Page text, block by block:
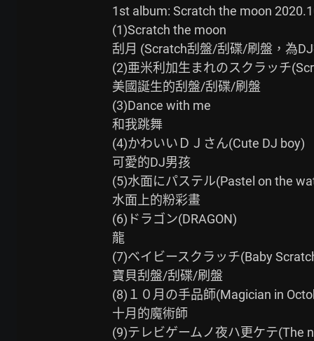
1st album: Scratch the moon
(1)Scratch the moon
刮月 (Scratch刮盤/刮碟/刷盤，為
(2)亜米利加生まれのスクラッチ
美國誕生的刮盤/刮碟/刷盤
(3)Dance with me
和我跳舞
(4)かわいいＤＪさん(Cute DJ boy)
可愛的DJ男孩
(5)水面にパステル(Pastel on the
水面上的粉彩畫
(6)ドラゴン(DRAGON)
龍
(7)ベイビースクラッチ(Baby
寶貝刮盤/刮碟/刷盤
(8)１０月の手品師(Magician in
十月的魔術師
(9)テレビゲームノ夜ハ更ケテ(The